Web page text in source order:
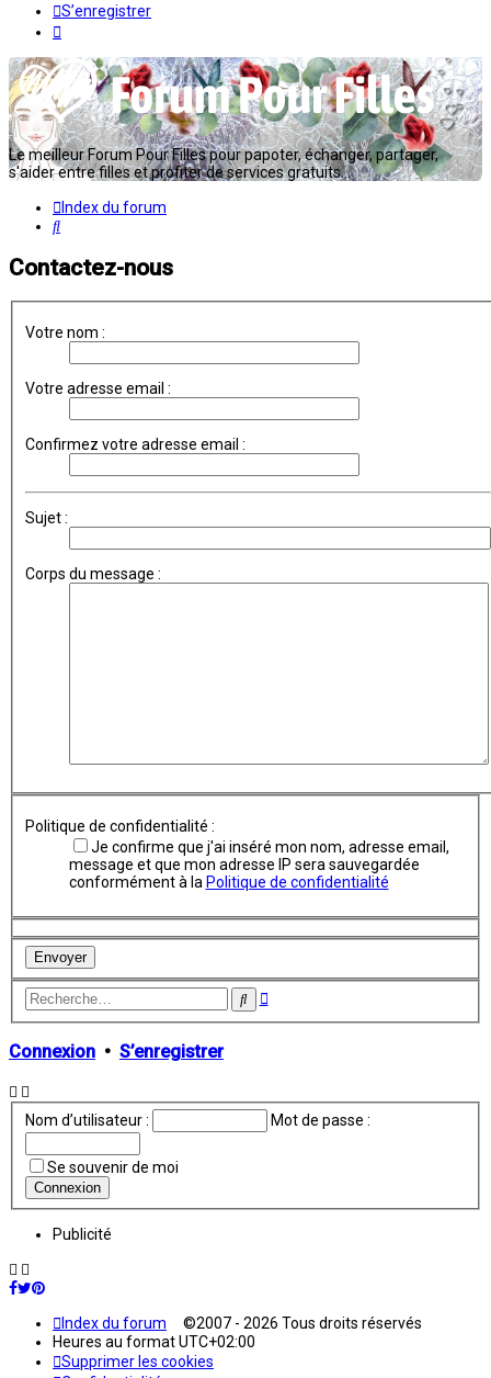
S’enregistrer
Le meilleur Forum Pour Filles pour papoter, échanger, partager,
s'aider entre filles et profiter de services gratuits...
Index du forum
Rechercher
Contactez-nous
Votre nom :
Votre adresse email :
Confirmez votre adresse email :
Sujet :
Corps du message :
Politique de confidentialité :
Je confirme que j'ai inséré mon nom, adresse email,
message et que mon adresse IP sera sauvegardée
conformément à la Politique de confidentialité
Rechercher
Recherche
Connexion • S’enregistrer
Nom d’utilisateur : Mot de passe :
Se souvenir de moi
Publicité
Index du forum ©2007 - 2026 Tous droits réservés
Heures au formatUTC+02:00
Supprimer les cookies